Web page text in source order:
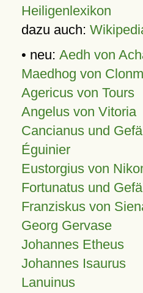
Heiligenlexikon
dazu auch:
• neu: Aedh von
Maedhog von
Agericus von Tours
Angelus von Vitoria
Cancianus und
Éguinier
Eustorgius von
Fortunatus und
Franziskus von
Georg Gervase
Johannes Etheus
Johannes Isaurus
Lanuinus